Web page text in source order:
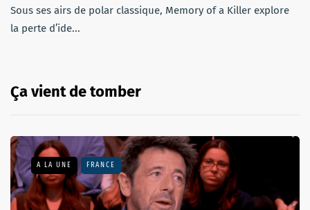
Sous ses airs de polar classique, Memory of a Killer explore
la perte d’ide...
Ça vient de tomber
A LA UNE FRANCE